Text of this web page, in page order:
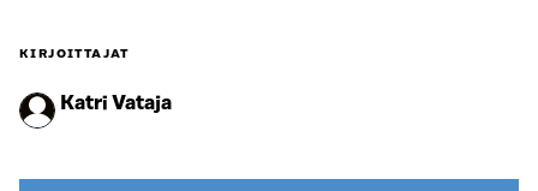
KIRJOITTAJAT
Katri Vataja